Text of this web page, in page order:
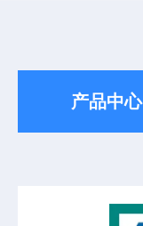
产品中心